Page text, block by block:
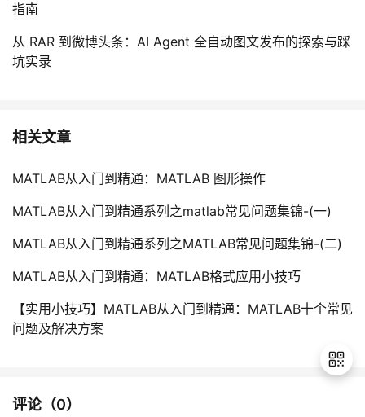
指南
从 RAR 到微博头条：AI Agent 全自动图文发布的探索与踩
坑实录
相关文章
MATLAB从入门到精通：MATLAB 图形操作
MATLAB从入门到精通系列之matlab常见问题集锦-(一)
MATLAB从入门到精通系列之MATLAB常见问题集锦-(二)
MATLAB从入门到精通：MATLAB格式应用小技巧
【实用小技巧】MATLAB从入门到精通：MATLAB十个常见
问题及解决方案
评论（0）